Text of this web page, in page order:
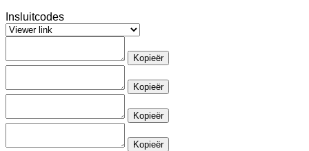
Insluitcodes
Kopieër
Kopieër
Kopieër
Kopieër